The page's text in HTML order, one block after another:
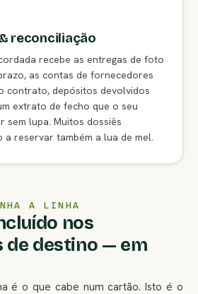
reconciliação
recebe as entregas de foto
as contas de fornecedores
contrato, depósitos devolvidos
extrato de fecho que o seu
sem lupa. Muitos dossiês
a reservar também a lua de mel.
A LINHA
nos
de destino — em
é o que cabe num cartão. Isto é o